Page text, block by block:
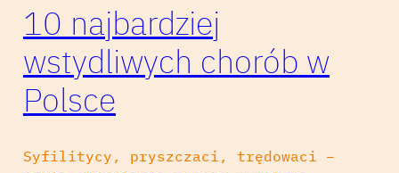
10 najbardziej
wstydliwych chorób w
Polsce
Syfilitycy, pryszczaci, trędowaci –